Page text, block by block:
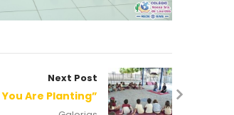
Next Post
Are Planting”